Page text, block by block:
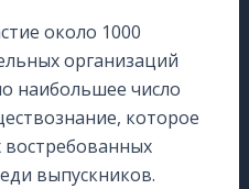
около 1000
организаций
наибольшее число
которое
востребованных
выпускников.